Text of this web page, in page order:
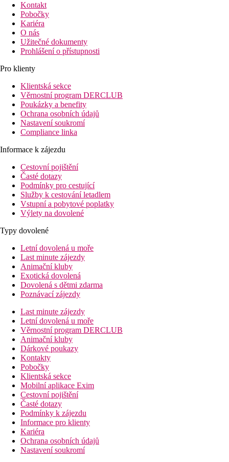
Kontakt
Pobočky
Kariéra
O nás
Užitečné dokumenty
Prohlášení o přístupnosti
Pro klienty
Klientská sekce
Věrnostní program DERCLUB
Poukázky a benefity
Ochrana osobních údajů
Nastavení soukromí
Compliance linka
Informace k zájezdu
Cestovní pojištění
Časté dotazy
Podmínky pro cestující
Služby k cestování letadlem
Vstupní a pobytové poplatky
Výlety na dovolené
Typy dovolené
Letní dovolená u moře
Last minute zájezdy
Animační kluby
Exotická dovolená
Dovolená s dětmi zdarma
Poznávací zájezdy
Last minute zájezdy
Letní dovolená u moře
Věrnostní program DERCLUB
Animační kluby
Dárkové poukazy
Kontakty
Pobočky
Klientská sekce
Mobilní aplikace Exim
Cestovní pojištění
Časté dotazy
Podmínky k zájezdu
Informace pro klienty
Kariéra
Ochrana osobních údajů
Nastavení soukromí